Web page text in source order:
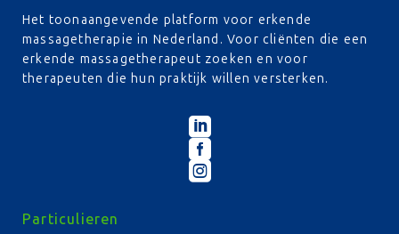
Het toonaangevende platform voor erkende
massagetherapie in Nederland. Voor cliënten die een
erkende massagetherapeut zoeken en voor
therapeuten die hun praktijk willen versterken.



Particulieren